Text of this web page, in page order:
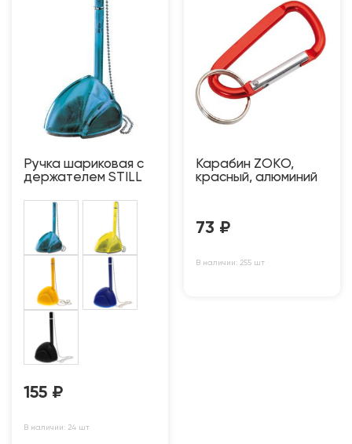
Ручка шариковая с
держателем STILL
155 ₽
В наличии: 24 шт
Карабин ZOKО,
красный, алюминий
73 ₽
В наличии: 255 шт